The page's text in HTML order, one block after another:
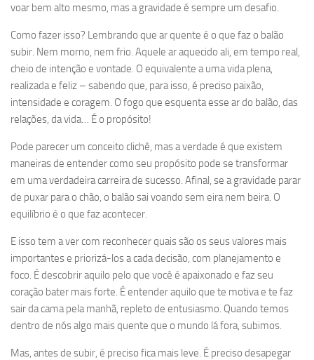
voar bem alto mesmo, mas a gravidade é sempre um desafio.
Como fazer isso? Lembrando que ar quente é o que faz o balão
subir. Nem morno, nem frio. Aquele ar aquecido ali, em tempo real,
cheio de intenção e vontade. O equivalente a uma vida plena,
realizada e feliz – sabendo que, para isso, é preciso paixão,
intensidade e coragem. O fogo que esquenta esse ar do balão, das
relações, da vida… É o propósito!
Pode parecer um conceito clichê, mas a verdade é que existem
maneiras de entender como seu propósito pode se transformar
em uma verdadeira carreira de sucesso. Afinal, se a gravidade parar
de puxar para o chão, o balão sai voando sem eira nem beira. O
equilíbrio é o que faz acontecer.
E isso tem a ver com reconhecer quais são os seus valores mais
importantes e priorizá-los a cada decisão, com planejamento e
foco. É descobrir aquilo pelo que você é apaixonado e faz seu
coração bater mais forte. É entender aquilo que te motiva e te faz
sair da cama pela manhã, repleto de entusiasmo. Quando temos
dentro de nós algo mais quente que o mundo lá fora, subimos.
Mas, antes de subir, é preciso fica mais leve. É preciso desapegar